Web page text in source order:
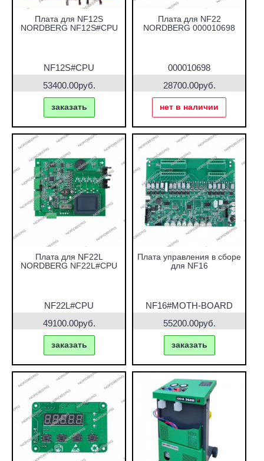
Плата для NF12S
NORDBERG NF12S#CPU
NF12S#CPU
53400.00руб.
заказать
Плата для NF22
NORDBERG 000010698
000010698
28700.00руб.
нет в наличии
Плата для NF22L
NORDBERG NF22L#CPU
NF22L#CPU
49100.00руб.
заказать
Плата управления в сборе
для NF16
NF16#MOTH-BOARD
55200.00руб.
заказать